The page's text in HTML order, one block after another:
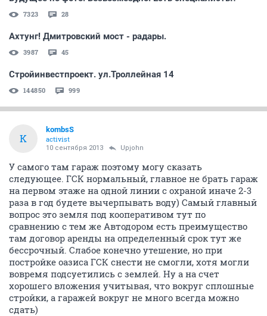
7323 28
Ахтунг! Дмитровский мост - радары.
3987 45
Стройинвестпроект. ул.Троллейная 14
144850 999
K
kombsS
activist
10 сентября 2013 Upjohn
У самого там гараж поэтому могу сказать
следующее. ГСК нормальный, главное не брать гараж
на первом этаже на одной линии с охраной иначе 2-3
раза в год будете вычерпывать воду) Самый главный
вопрос это земля под кооперативом тут по
сравнению с тем же Автодором есть преимущество
там договор аренды на определенный срок тут же
бессрочный. Слабое конечно утешение, но при
постройке оазиса ГСК снести не смогли, хотя могли
вовремя подсуетились с землей. Ну а на счет
хорошего вложения учитывая, что вокруг сплошные
стройки, а гаражей вокруг не много всегда можно
сдать)